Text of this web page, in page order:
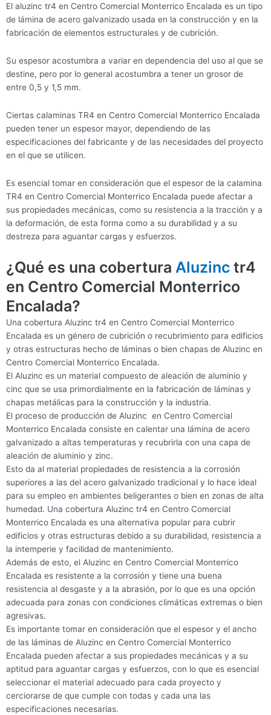
El aluzinc tr4 en Centro Comercial Monterrico Encalada es un tipo
de lámina de acero galvanizado usada en la construcción y en la
fabricación de elementos estructurales y de cubrición.
Su espesor acostumbra a variar en dependencia del uso al que se
destine, pero por lo general acostumbra a tener un grosor de
entre 0,5 y 1,5 mm.
Ciertas calaminas TR4 en Centro Comercial Monterrico Encalada
pueden tener un espesor mayor, dependiendo de las
especificaciones del fabricante y de las necesidades del proyecto
en el que se utilicen.
Es esencial tomar en consideración que el espesor de la calamina
TR4 en Centro Comercial Monterrico Encalada puede afectar a
sus propiedades mecánicas, como su resistencia a la tracción y a
la deformación, de esta forma como a su durabilidad y a su
destreza para aguantar cargas y esfuerzos.
¿Qué es una cobertura Aluzinc tr4
en Centro Comercial Monterrico
Encalada?
Una cobertura Aluzinc tr4 en Centro Comercial Monterrico
Encalada es un género de cubrición o recubrimiento para edificios
y otras estructuras hecho de láminas o bien chapas de Aluzinc en
Centro Comercial Monterrico Encalada.
El Aluzinc es un material compuesto de aleación de aluminio y
cinc que se usa primordialmente en la fabricación de láminas y
chapas metálicas para la construcción y la industria.
El proceso de producción de Aluzinc en Centro Comercial
Monterrico Encalada consiste en calentar una lámina de acero
galvanizado a altas temperaturas y recubrirla con una capa de
aleación de aluminio y zinc.
Esto da al material propiedades de resistencia a la corrosión
superiores a las del acero galvanizado tradicional y lo hace ideal
para su empleo en ambientes beligerantes o bien en zonas de alta
humedad. Una cobertura Aluzinc tr4 en Centro Comercial
Monterrico Encalada es una alternativa popular para cubrir
edificios y otras estructuras debido a su durabilidad, resistencia a
la intemperie y facilidad de mantenimiento.
Además de esto, el Aluzinc en Centro Comercial Monterrico
Encalada es resistente a la corrosión y tiene una buena
resistencia al desgaste y a la abrasión, por lo que es una opción
adecuada para zonas con condiciones climáticas extremas o bien
agresivas.
Es importante tomar en consideración que el espesor y el ancho
de las láminas de Aluzinc en Centro Comercial Monterrico
Encalada pueden afectar a sus propiedades mecánicas y a su
aptitud para aguantar cargas y esfuerzos, con lo que es esencial
seleccionar el material adecuado para cada proyecto y
cerciorarse de que cumple con todas y cada una las
especificaciones necesarias.